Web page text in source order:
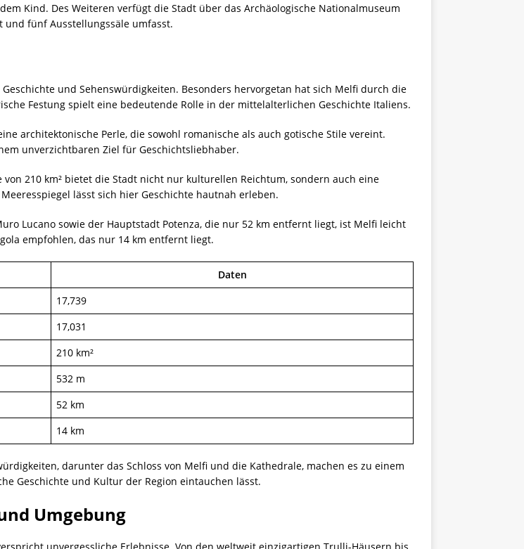
Kind. Des Weiteren verfügt die Stadt über das Archäologische Nationalmuseum
und fünf Ausstellungssäle umfasst.
und Sehenswürdigkeiten. Besonders hervorgetan hat sich Melfi durch die
Festung spielt eine bedeutende Rolle in der mittelalterlichen Geschichte Italiens.
architektonische Perle, die sowohl romanische als auch gotische Stile vereint.
unverzichtbaren Ziel für Geschichtsliebhaber.
210 km² bietet die Stadt nicht nur kulturellen Reichtum, sondern auch eine
lässt sich hier Geschichte hautnah erleben.
Lucano sowie der Hauptstadt Potenza, die nur 52 km entfernt liegt, ist Melfi leicht
empfohlen, das nur 14 km entfernt liegt.
Daten
17,739
17,031
210 km²
532 m
52 km
14 km
darunter das Schloss von Melfi und die Kathedrale, machen es zu einem
Geschichte und Kultur der Region eintauchen lässt.
Umgebung